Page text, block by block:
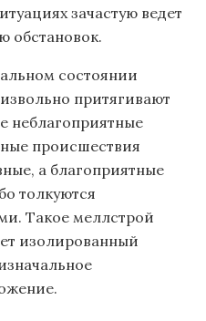
зачастую ведет
обстановок.
состоянии
притягивают
неблагоприятные
происшествия
а благоприятные
толкуются
Такое меллстрой
изолированный